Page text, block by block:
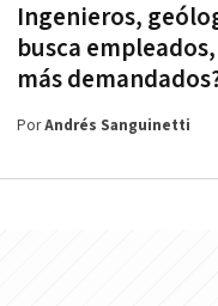
Ingenieros,
busca
más
PorAndrés Sanguinetti